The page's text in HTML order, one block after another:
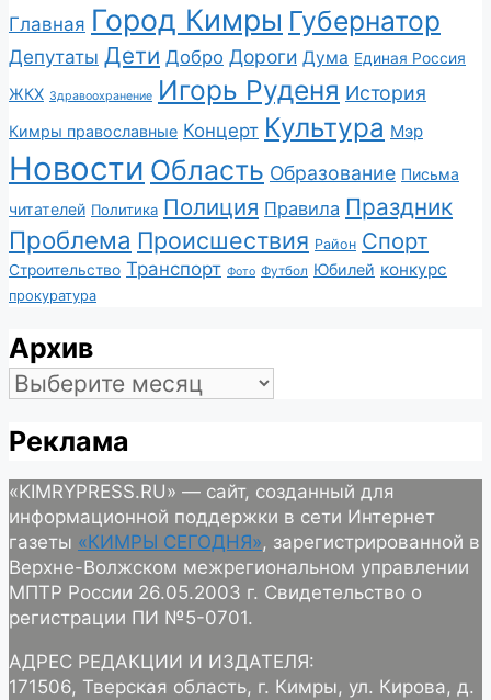
Главная Город Кимры Губернатор
Депутаты Дети Добро Дороги Дума Единая Россия
ЖКХ Здравоохранение Игорь Руденя История
Кимры православные Концерт Культура Мэр
Новости Область Образование Письма
читателей Политика Полиция Правила Праздник
Проблема Происшествия Район Спорт
Строительство Транспорт Фото Футбол Юбилей конкурс
прокуратура
Архив
Архив
Реклама
«KIMRYPRESS.RU» — сайт, созданный для
информационной поддержки в сети Интернет
газеты «КИМРЫ СЕГОДНЯ», зарегистрированной в
Верхне-Волжском межрегиональном управлении
МПТР России 26.05.2003 г. Свидетельство о
регистрации ПИ №5-0701.
АДРЕС РЕДАКЦИИ И ИЗДАТЕЛЯ:
171506, Тверская область, г. Кимры, ул. Кирова, д.